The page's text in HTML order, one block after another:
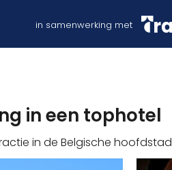
in samenwerking met
in een tophotel
in de Belgische hoofdstad